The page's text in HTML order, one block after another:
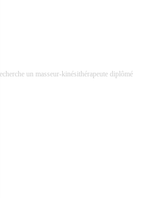
un masseur-kinésithérapeute diplômé